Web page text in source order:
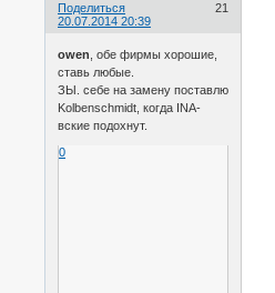
Поделиться
21
20.07.2014 20:39
owen , обе фирмы хорошие,
ставь любые.
ЗЫ. себе на замену поставлю
Kolbenschmidt, когда INA-
вские подохнут.
0